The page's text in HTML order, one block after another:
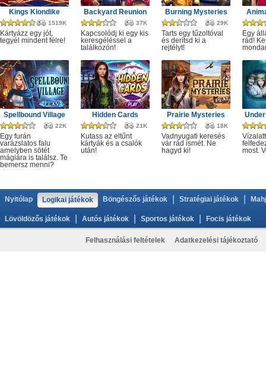
Kings Klondike
1519K
Kártyázz egy jót,
tegyél mindent félre!
Backyard Reunion
37K
Kapcsolódj ki egy kis
keresgéléssel a
találkozón!
Burning Mysteries
29K
Tarts egy tűzoltóval
és derítsd ki a
rejtélyt!
Egy
rád!
Spellbound Village
22K
Egy furán
varázslatos falu
amelyben sötét
mágiára is találsz. Te
bemersz menni?
Hidden Cards
21K
Kutass az eltűnt
kártyák és a csalók
után!
Prairie Mysteries
18K
Vadnyugati keresés
vár rád ismét. Ne
hagyd ki!
most.
Nyitólap Logikai játékok Böngészős játékok Stratégiai játékok
Lövöldözős játékok Autós játékok Sportos játékok Focis játékok
Felhasználási feltételek Adatkezelési tájékoztató